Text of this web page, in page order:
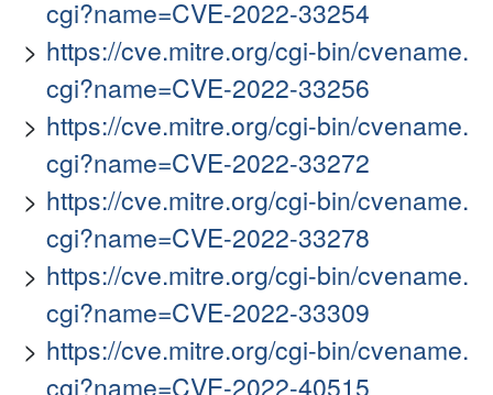
cgi?name=CVE-2022-33254
https://cve.mitre.org/cgi-bin/cvename.
cgi?name=CVE-2022-33256
https://cve.mitre.org/cgi-bin/cvename.
cgi?name=CVE-2022-33272
https://cve.mitre.org/cgi-bin/cvename.
cgi?name=CVE-2022-33278
https://cve.mitre.org/cgi-bin/cvename.
cgi?name=CVE-2022-33309
https://cve.mitre.org/cgi-bin/cvename.
cgi?name=CVE-2022-40515